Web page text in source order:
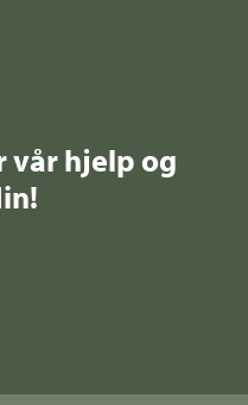
vår hjelp og